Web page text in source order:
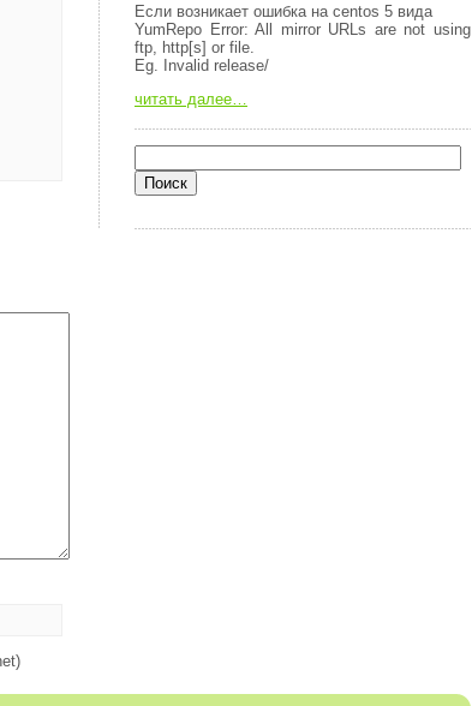
Если возникает ошибка на centos 5 вида
YumRepo Error: All mirror URLs are not using
ftp, http[s] or file.
Eg. Invalid release/
читать далее…